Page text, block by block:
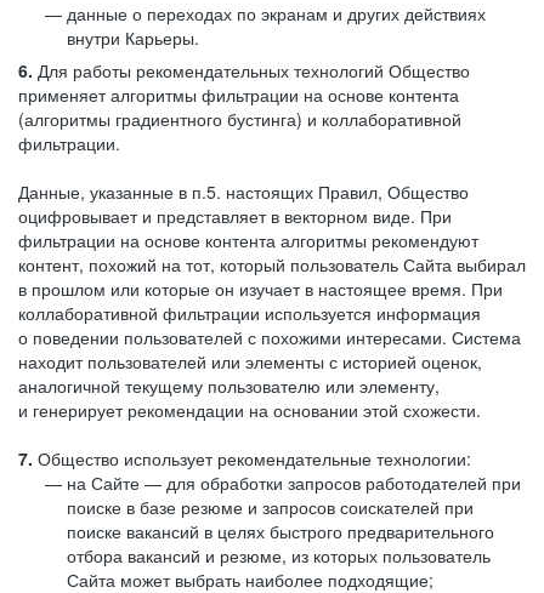
данные о переходах по экранам и других действиях
внутри Карьеры.
6. Для работы рекомендательных технологий Общество
применяет алгоритмы фильтрации на основе контента
(алгоритмы градиентного бустинга) и коллаборативной
фильтрации.
Данные, указанные в п.5. настоящих Правил, Общество
оцифровывает и представляет в векторном виде. При
фильтрации на основе контента алгоритмы рекомендуют
контент, похожий на тот, который пользователь Сайта выбирал
в прошлом или которые он изучает в настоящее время. При
коллаборативной фильтрации используется информация
о поведении пользователей с похожими интересами. Система
находит пользователей или элементы с историей оценок,
аналогичной текущему пользователю или элементу,
и генерирует рекомендации на основании этой схожести.
7. Общество использует рекомендательные технологии:
на Сайте — для обработки запросов работодателей при
поиске в базе резюме и запросов соискателей при
поиске вакансий в целях быстрого предварительного
отбора вакансий и резюме, из которых пользователь
Сайта может выбрать наиболее подходящие;